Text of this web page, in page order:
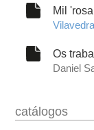
Mil
Os
Daniel
catálogos